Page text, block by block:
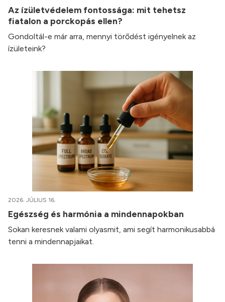
Az ízületvédelem fontossága: mit tehetsz
fiatalon a porckopás ellen?
Gondoltál-e már arra, mennyi törődést igényelnek az
ízületeink?
2026. JÚLIUS 16.
Egészség és harmónia a mindennapokban
Sokan keresnek valami olyasmit, ami segít harmonikusabbá
tenni a mindennapjaikat.